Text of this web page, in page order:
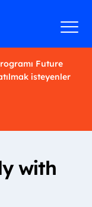
Future
isteyenler
with